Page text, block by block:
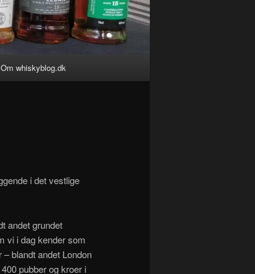
Om whiskyblog.dk
i det vestlige
andet grundet
vi i dag kender som
blandt andet London
pubber og kroer i